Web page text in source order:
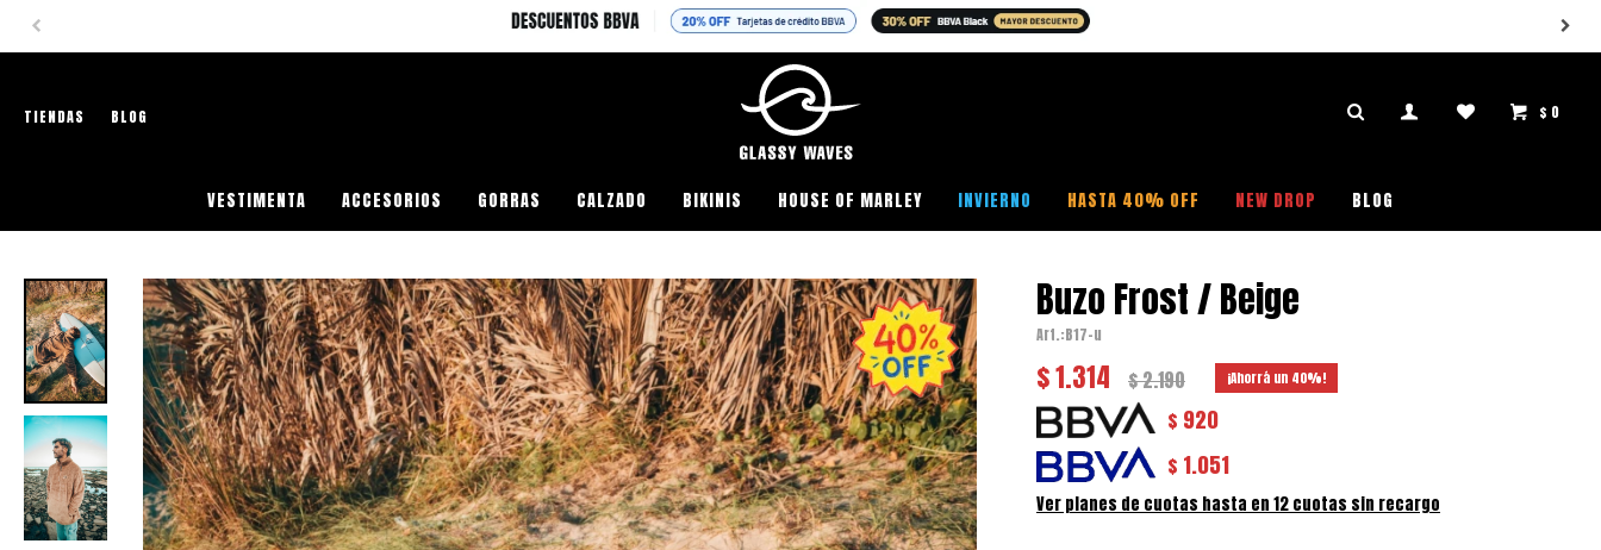
VESTIMENTA ACCESORIOS GORRAS CALZADO BIKINIS HOUSE OF MARLEY INVIERNO HASTA 40% OFF NEW DROP BLOG
 $ 0
TIENDAS BLOG
Buzo Frost / Beige
B17-u
$1.314 $2.190 40
$ 920
$ 1.051
Ver planes de cuotas hasta en 12 cuotas sin recargo